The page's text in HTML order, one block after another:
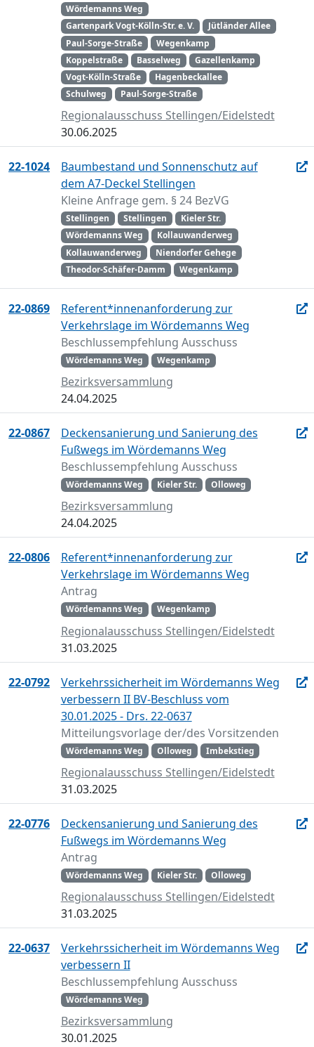
Wördemanns Weg
Gartenpark Vogt-Kölln-Str. e. V.
Jütländer Allee
Paul-Sorge-Straße
Wegenkamp
Koppelstraße
Basselweg
Gazellenkamp
Vogt-Kölln-Straße
Hagenbeckallee
Schulweg
Paul-Sorge-Straße
Regionalausschuss Stellingen/Eidelstedt
30.06.2025
22-1024
Baumbestand und Sonnenschutz auf
dem A7-Deckel Stellingen
Kleine Anfrage gem. § 24 BezVG
Stellingen Stellingen
Kieler Str.
Wördemanns Weg
Kollauwanderweg
Kollauwanderweg
Niendorfer Gehege
Theodor-Schäfer-Damm
Wegenkamp
22-0869
Referent*innenanforderung zur
Verkehrslage im Wördemanns Weg
Beschlussempfehlung Ausschuss
Wördemanns Weg Wegenkamp
Bezirksversammlung
24.04.2025
22-0867
Deckensanierung und Sanierung des
Fußwegs im Wördemanns Weg
Beschlussempfehlung Ausschuss
Wördemanns Weg Kieler Str. Olloweg
Bezirksversammlung
24.04.2025
22-0806
Referent*innenanforderung zur
Verkehrslage im Wördemanns Weg
Antrag
Wördemanns Weg Wegenkamp
Regionalausschuss Stellingen/Eidelstedt
31.03.2025
22-0792
Verkehrssicherheit im Wördemanns Weg
verbessern II BV-Beschluss vom
30.01.2025 - Drs. 22-0637
Mitteilungsvorlage der/des Vorsitzenden
Wördemanns Weg Olloweg Imbekstieg
Regionalausschuss Stellingen/Eidelstedt
31.03.2025
22-0776
Deckensanierung und Sanierung des
Fußwegs im Wördemanns Weg
Antrag
Wördemanns Weg Kieler Str. Olloweg
Regionalausschuss Stellingen/Eidelstedt
31.03.2025
22-0637
Verkehrssicherheit im Wördemanns Weg
verbessern II
Beschlussempfehlung Ausschuss
Wördemanns Weg
Bezirksversammlung
30.01.2025